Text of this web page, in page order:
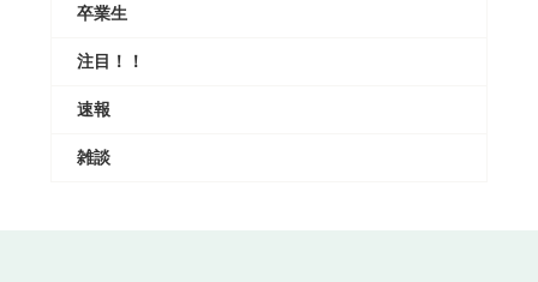
卒業生
注目！！
速報
雑談